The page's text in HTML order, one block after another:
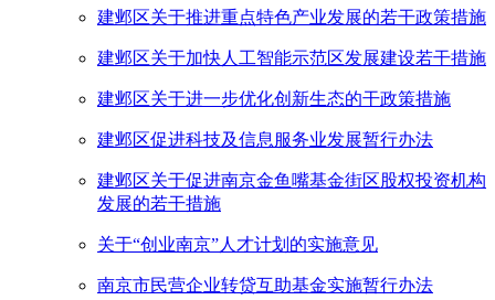
建邺区关于推进重点特色产业发展的若干政策措施
建邺区关于加快人工智能示范区发展建设若干措施
建邺区关于进一步优化创新生态的干政策措施
建邺区促进科技及信息服务业发展暂行办法
建邺区关于促进南京金鱼嘴基金街区股权投资机构
发展的若干措施
关于“创业南京”人才计划的实施意见
南京市民营企业转贷互助基金实施暂行办法